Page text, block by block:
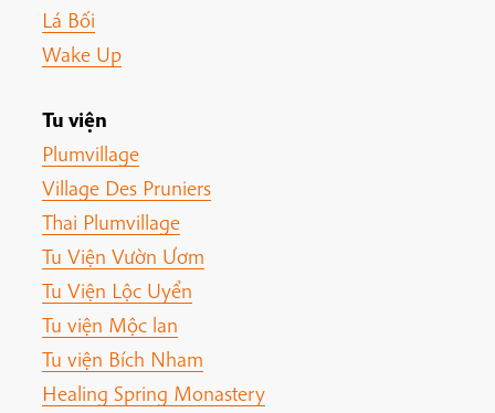
Lá Bối
Wake Up
Tu viện
Plumvillage
Village Des Pruniers
Thai Plumvillage
Tu Viện Vườn Ươm
Tu Viện Lộc Uyển
Tu viện Mộc lan
Tu viện Bích Nham
Healing Spring Monastery